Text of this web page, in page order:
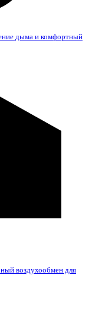
дыма и комфортный
воздухообмен для